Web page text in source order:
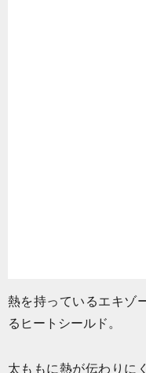
熱を持っているエキゾ
るヒートシールド。
太ももに熱が伝わりに